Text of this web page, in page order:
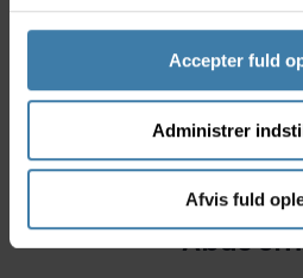
Accepter fuld
Administrer
Afvis fuld
Abus